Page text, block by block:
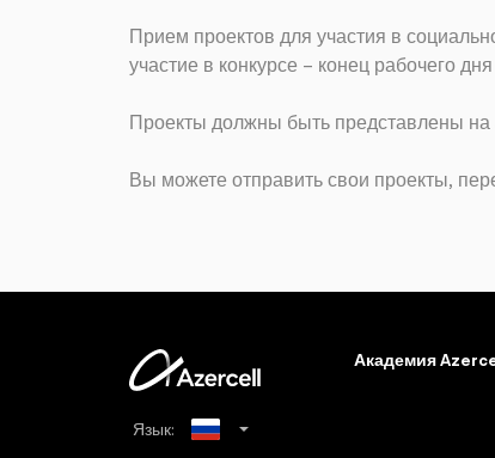
Прием проектов для участия в
участие в конкурсе – конец рабочего
Проекты должны быть представлены на
Вы можете отправить свои проекты,
Язык:
Академия